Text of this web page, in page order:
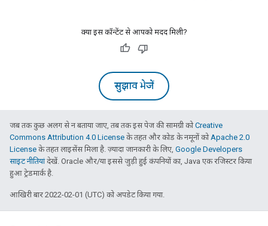
क्या इस कॉन्टेंट से आपको मदद मिली?
सुझाव भेजें
जब तक कुछ अलग से न बताया जाए, तब तक इस पेज की सामग्री कोCreative
Commons Attribution 4.0 License के तहत और कोड के नमूनों कोApache 2.0
License के तहत लाइसेंस मिला है. ज़्यादा जानकारी के लिए, Google Developers
साइट नीतियांदेखें. Oracle और/या इससे जुड़ी हुई कंपनियों का, Java एक रजिस्टर किया
हुआ ट्रेडमार्क है.
आखिरी बार 2022-02-01 (UTC) को अपडेट किया गया.